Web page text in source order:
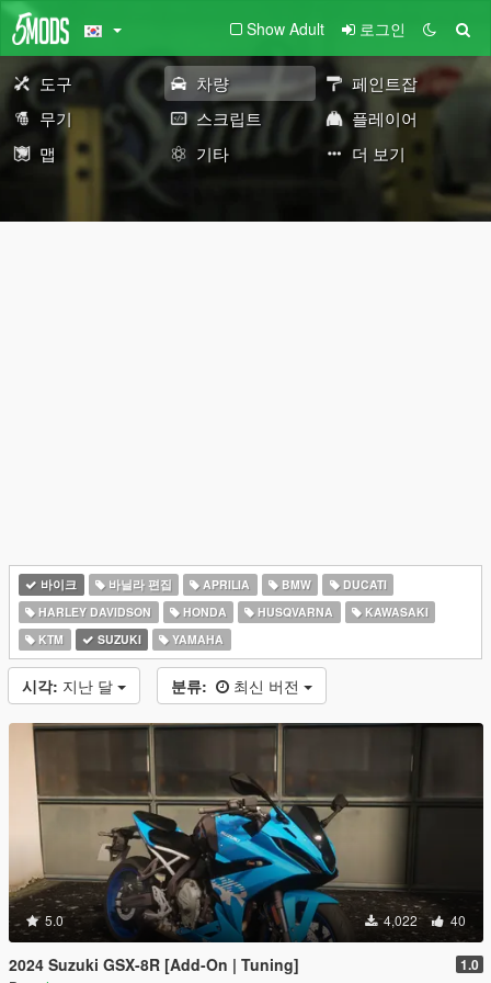
Show Adult 로그인
도구 차량
페인트잡
무기
스크립트
플레이어
맵
기타 더 보기
바이크 바닐라 편집 APRILIA BMW
DUCATI
HARLEY DAVIDSON
HONDA HUSQVARNA
KAWASAKI
KTM
SUZUKI YAMAHA
시각: 지난 달 분류: 최신 버전
5.0 4,022 40
2024 Suzuki GSX-8R [Add-On | Tuning] 1.0